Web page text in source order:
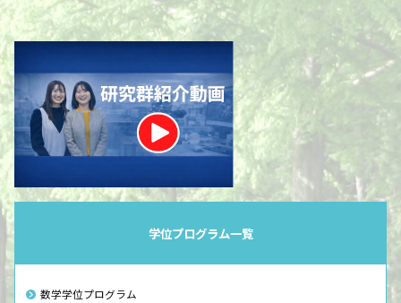
学位プログラム一覧
数学学位プログラム